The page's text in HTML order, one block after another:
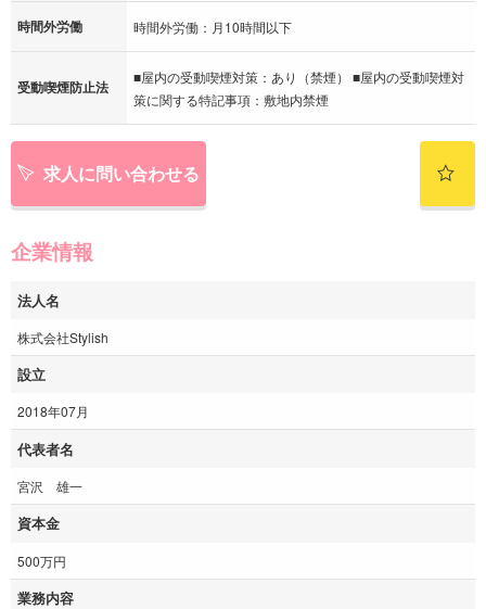
時間外労働 時間外労働：月10時間以下
受動喫煙防止法
■屋内の受動喫煙対策：あり（禁煙） ■屋内の受動喫煙対
策に関する特記事項：敷地内禁煙
求人に問い合わせる
企業情報
法人名
株式会社Stylish
設立
2018年07月
代表者名
宮沢 雄一
資本金
500万円
業務内容